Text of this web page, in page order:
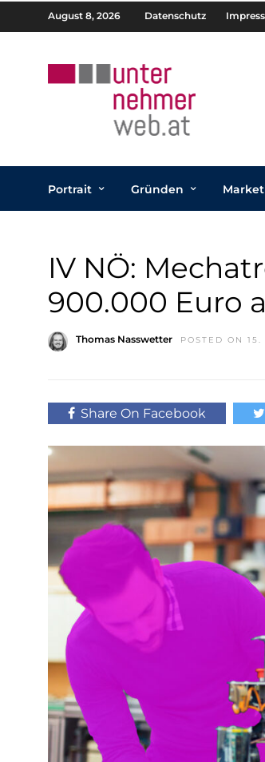
August 8, 2026 Datenschutz
Portrait Gründen
IV NÖ:
900.000 Euro
Thomas Nasswetter POSTED ON
Share On Facebook